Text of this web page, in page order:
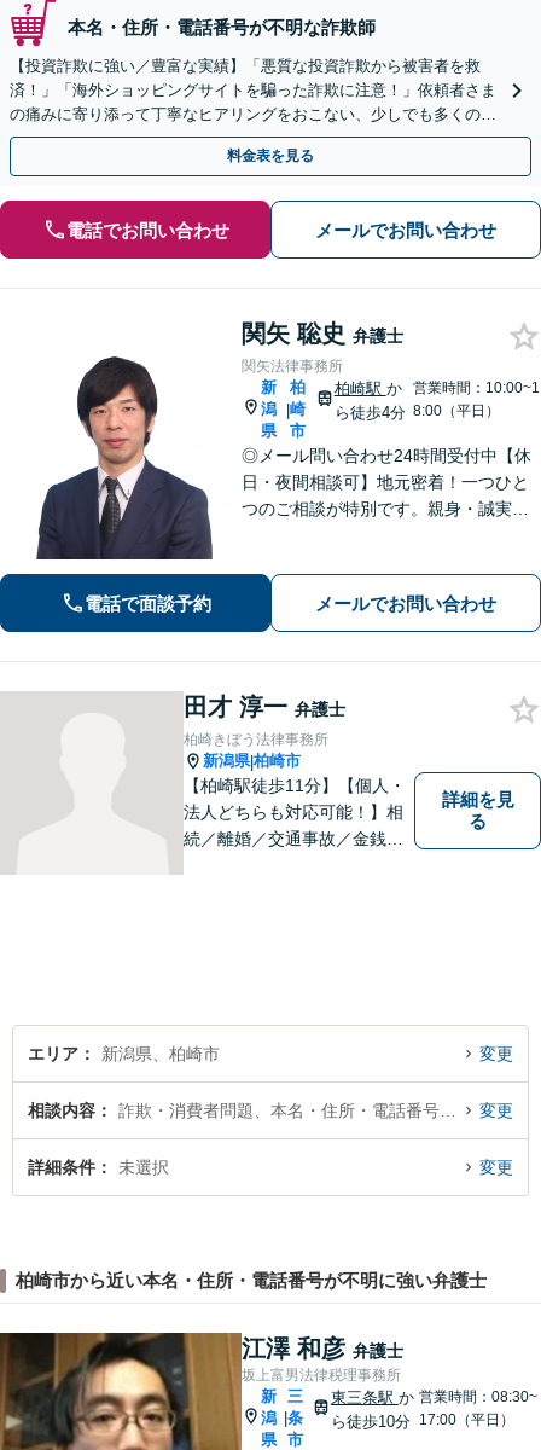
本名・住所・電話番号が不明な詐欺師
【投資詐欺に強い／豊富な実績】「悪質な投資詐欺から被害者を救
済！」「海外ショッピングサイトを騙った詐欺に注意！」依頼者さま
の痛みに寄り添って丁寧なヒアリングをおこない、少しでも多くの返
金が得られるよう尽力します！
料金表を見る
電話でお問い合わせ メールでお問い合わせ
関矢 聡史 弁護士
関矢法律事務所
新
潟
県
|
柏
崎
市
柏崎駅 か
ら徒歩4分
営業時間：10:00~1
8:00（平日）
◎メール問い合わせ24時間受付中【休
日・夜間相談可】地元密着！一つひと
つのご相談が特別です。親身・誠実な
応。まずはご相談ください【柏崎駅4分
｜近隣駐車場あり｜弁護士歴10年以
電話で面談予約 メールでお問い合わせ
田才 淳一 弁護士
柏崎きぼう法律事務所
新潟県|柏崎市
【柏崎駅徒歩11分】【個人・
法人どちらも対応可能！】相
続／離婚／交通事故／金銭ト
詳細を見
る
エリア 新潟県、柏崎市 変更
相談内容 変更
詳細条件 未選択 変更
柏崎市から近い本名・住所・電話番号が不明に強い弁護士
江澤 和彦 弁護士
坂上富男法律税理事務所
新
潟
県
|
三
条
市
東三条駅 か
ら徒歩10分
営業時間：08:30~
17:00（平日）